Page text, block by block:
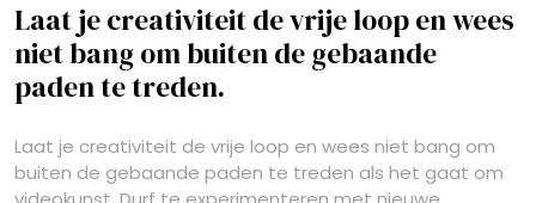
Laat je creativiteit de vrije loop en wees
niet bang om buiten de gebaande
paden te treden.
Laat je creativiteit de vrije loop en wees niet bang om
buiten de gebaande paden te treden als het gaat om